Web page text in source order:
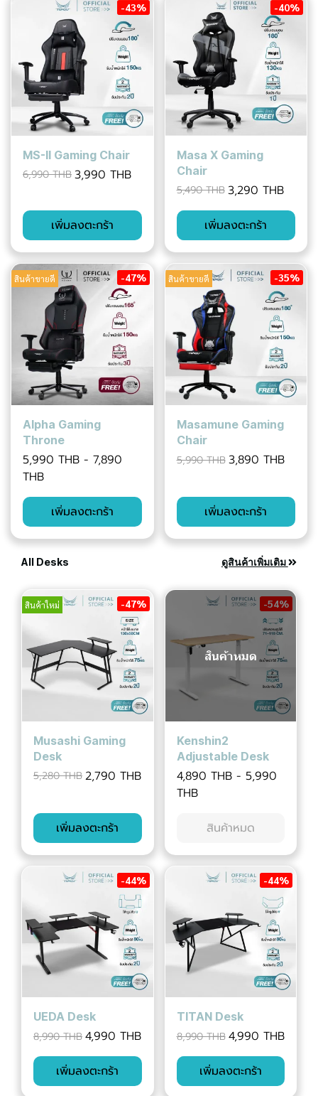
-43%
MS-II Gaming Chair
6,990 THB3,990 THB
เพิ่มลงตะกร้า
-40%
Masa X Gaming
Chair
5,490 THB 3,290 THB
เพิ่มลงตะกร้า
สินค้าขายดี -47%
Alpha Gaming
Throne
5,990 THB - 7,890
THB
เพิ่มลงตะกร้า
สินค้าขายดี -35%
Masamune Gaming
Chair
5,990 THB 3,890 THB
เพิ่มลงตะกร้า
All Desks ดูสินค้าเพิ่มเติม
สินค้าใหม่ -47%
Musashi Gaming
Desk
5,280 THB2,790 THB
เพิ่มลงตะกร้า
-54%
สินค้าหมด
Kenshin2
Adjustable Desk
4,890 THB- 5,990
THB
สินค้าหมด
-44%
UEDA Desk
8,990 THB4,990 THB
เพิ่มลงตะกร้า
-44%
TITAN Desk
8,990 THB 4,990 THB
เพิ่มลงตะกร้า